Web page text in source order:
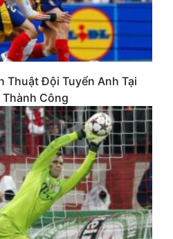
Thuật Đội Tuyển Anh Tại
Công